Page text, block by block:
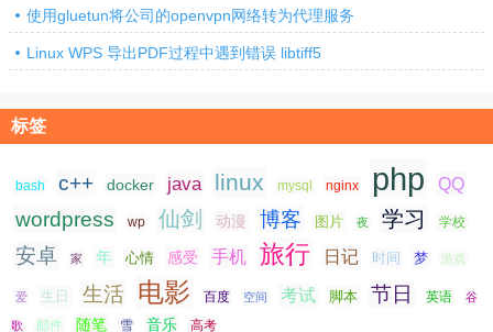
使用gluetun将公司的openvpn网络转为代理服务
Linux WPS 导出PDF过程中遇到错误 libtiff5
标签
bash c++ docker java linux mysql nginx php QQ
wordpress wp 仙剑 动漫 博客 图片 夜 学习 学校
安卓 家 年 心情 感受 手机 旅行 日记 时间 梦 游戏
爱 生日 生活 电影 百度 空间 考试 脚本 节日 英语 谷
歌 邮件 随笔 雪 音乐 高考